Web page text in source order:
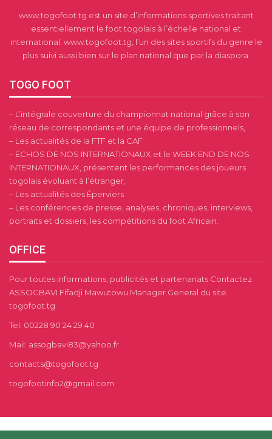
www.togofoot.tg est un site d’informations sportives traitant
essentiellement le foot togolais à l’échelle national et
international. www.togofoot.tg, l’un des sites sportifs du genre le
plus suivi aussi bien sur le plan national que par la diaspora.
TOGO FOOT
– L’intégrale couverture du championnat national grâce à son
réseau de correspondants et une équipe de professionnels,
– Les actualités de la FTF et la CAF
– ECHOS DE NOS INTERNATIONAUX et le WEEK END DE NOS
INTERNATIONAUX, présentent les performances des joueurs
togolais évoluant à l’étranger,
– Les actualités des Éperviers
– Les conférences de presse, analyses, chroniques, interviews,
portraits et dossiers, les compétitions du foot Africain.
OFFICE
Pour toutes informations, publicités et partenariats Contactez
ASSOGBAVI Fifadji Mawutowu Manager General du site
togofoot.tg
Tel: 00228 90 24 29 40
Mail: assogbavi83@yahoo.fr
contacts@togofoot.tg
togofootinfo2@gmail.com